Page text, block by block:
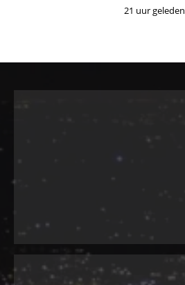
21 uur geleden